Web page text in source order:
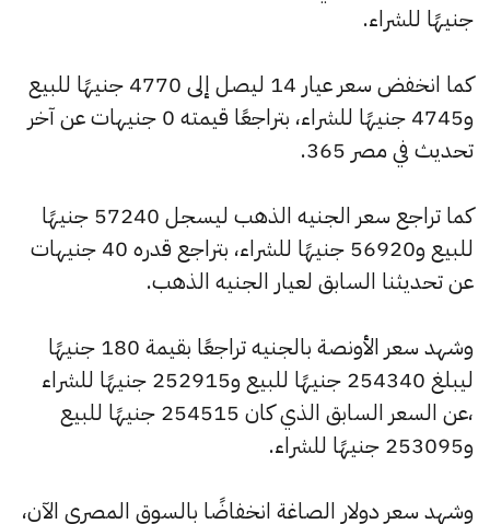
جنيهًا للشراء.
كما انخفض سعر عيار 14 ليصل إلى 4770 جنيهًا للبيع
و4745 جنيهًا للشراء، بتراجعًا قيمته 0 جنيهات عن آخر
تحديث في مصر 365.
كما تراجع سعر الجنيه الذهب ليسجل 57240 جنيهًا
للبيع و56920 جنيهًا للشراء، بتراجع قدره 40 جنيهات
عن تحديثنا السابق لعيار الجنيه الذهب.
وشهد سعر الأونصة بالجنيه تراجعًا بقيمة 180 جنيهًا
ليبلغ 254340 جنيهًا للبيع و252915 جنيهًا للشراء
،عن السعر السابق الذي كان 254515 جنيهًا للبيع
و253095 جنيهًا للشراء.
وشهد سعر دولار الصاغة انخفاضًا بالسوق المصري الآن،